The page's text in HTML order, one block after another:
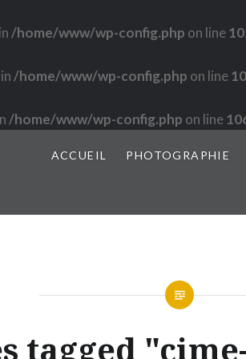
/home/www/wp-config.php on line
/home/www/wp-config.php on line
/home/www/wp-config.php on line
ACCUEIL PHOTOGRAPHIE
tagged